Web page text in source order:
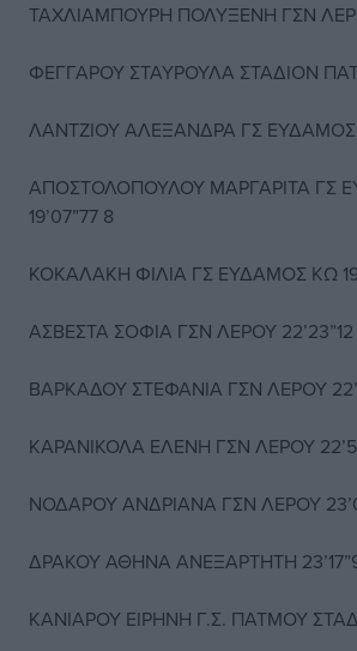
ΤΑΧΛΙΑΜΠΟΥΡΗ ΠΟΛΥΞΕΝΗ ΓΣΝ
ΦΕΓΓΑΡΟΥ ΣΤΑΥΡΟΥΛΑ ΣΤΑΔΙΟΝ
ΛΑΝΤΖΙΟΥ ΑΛΕΞΑΝΔΡΑ ΓΣ ΕΥΔΑΜΟΣ
ΑΠΟΣΤΟΛΟΠΟΥΛΟΥ ΜΑΡΓΑΡΙΤΑ ΓΣ
19’07”77 8
ΚΟΚΑΛΑΚΗ ΦΙΛΙΑ ΓΣ ΕΥΔΑΜΟΣ ΚΩ
ΑΣΒΕΣΤΑ ΣΟΦΙΑ ΓΣΝ ΛΕΡΟΥ 22’23”12
ΒΑΡΚΑΔΟΥ ΣΤΕΦΑΝΙΑ ΓΣΝ ΛΕΡΟΥ
ΚΑΡΑΝΙΚΟΛΑ ΕΛΕΝΗ ΓΣΝ ΛΕΡΟΥ
ΝΟΔΑΡΟΥ ΑΝΔΡΙΑΝΑ ΓΣΝ ΛΕΡΟΥ
ΔΡΑΚΟΥ ΑΘΗΝΑ ΑΝΕΞΑΡΤΗΤΗ
ΚΑΝΙΑΡΟΥ ΕΙΡΗΝΗ Γ.Σ. ΠΑΤΜΟΥ